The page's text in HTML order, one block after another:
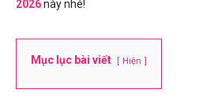
2026này nhé!
Mục lục bài viết Hiện